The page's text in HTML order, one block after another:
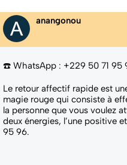
anangonou
☎️ WhatsApp : +229 50 71 95
Le retour affectif rapide est
magie rouge qui consiste à
la personne que vous voulez
deux énergies, l’une positive
95 96.